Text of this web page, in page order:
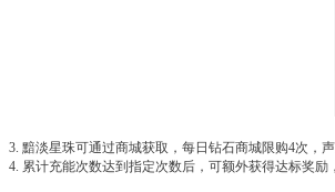
3. 黯淡星珠可通过商城获取，每日钻石商城限购4次，
4. 累计充能次数达到指定次数后，可额外获得达标奖